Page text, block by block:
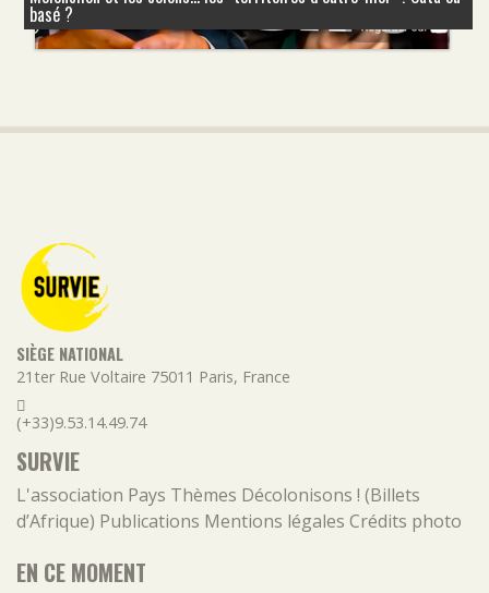
basé ?
SIÈGE NATIONAL
21ter Rue Voltaire 75011 Paris, France
(+33)9.53.14.49.74
SURVIE
L'association Pays Thèmes Décolonisons ! (Billets
d’Afrique) Publications Mentions légales Crédits photo
EN CE MOMENT